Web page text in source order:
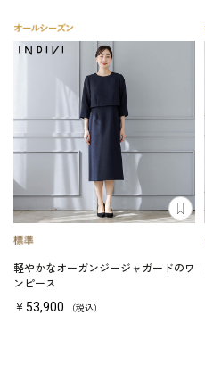
軽やかなオーガンジージャガードのワ
ンピース
￥53,900 （税込）